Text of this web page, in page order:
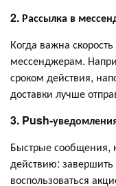
2. Рассылка в
Когда важна
мессенджерам.
сроком действия,
доставки лучше
3. Push-
Быстрые сообщения,
действию: завершить
воспользоваться